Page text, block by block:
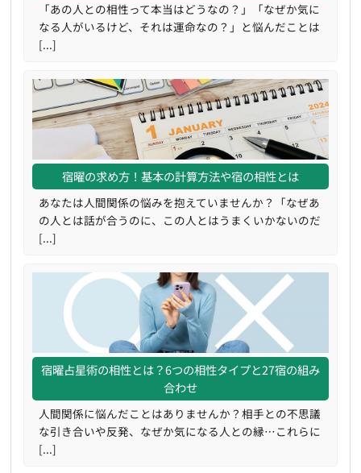
「あの人との相性って本当はどうなの？」「なぜか気に
なる人がいるけど、それは運命なの？」と悩んだことは
[...]
宿曜の求め方！基本の計算方法や宿の相性とは
あなたは人間関係の悩みを抱えていませんか？「なぜあ
の人とは話が合うのに、この人とはうまくいかないのだ
[...]
宿曜占星術の相性とは？6つの相性タイプと27宿の組み
合わせ
人間関係に悩んだことはありませんか？相手との不思議
な引き合いや反発、なぜか気になる人との縁…これらに
[...]